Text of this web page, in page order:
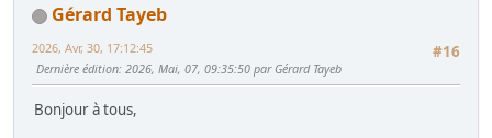
Gérard Tayeb
#16
2026, Avr, 30, 17:12:45
Dernière édition: 2026, Mai, 07, 09:35:50 par Gérard Tayeb
Bonjour à tous,